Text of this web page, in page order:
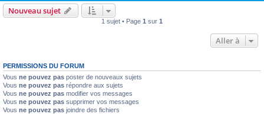
Nouveau sujet
1 sujet • Page 1 sur 1
Aller à
PERMISSIONS DU FORUM
Vous ne pouvez pas poster de nouveaux sujets
Vous ne pouvez pas répondre aux sujets
Vous ne pouvez pas modifier vos messages
Vous ne pouvez pas supprimer vos messages
Vous ne pouvez pas joindre des fichiers